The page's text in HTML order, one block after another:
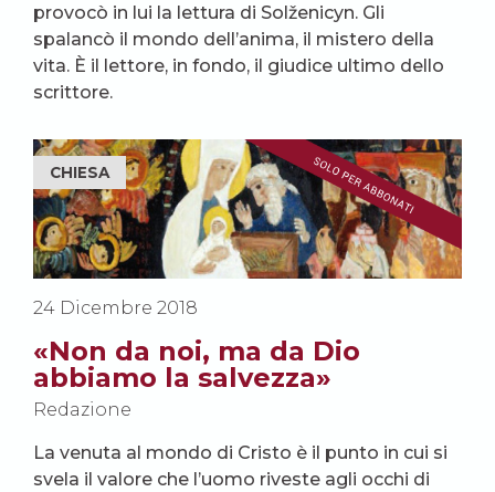
provocò in lui la lettura di Solženicyn. Gli
spalancò il mondo dell’anima, il mistero della
vita. È il lettore, in fondo, il giudice ultimo dello
scrittore.
CHIESA
24 Dicembre 2018
«Non da noi, ma da Dio
abbiamo la salvezza»
Redazione
La venuta al mondo di Cristo è il punto in cui si
svela il valore che l’uomo riveste agli occhi di